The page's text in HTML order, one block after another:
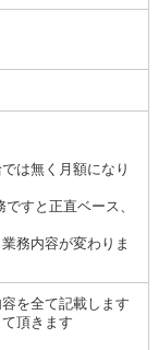
は無く月額になり
すと正直ベース、
務内容が変わりま
を全て記載します
頂きます